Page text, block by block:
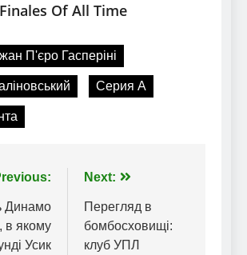
П'єро Гасперіні
Серия А
Динамо
в якому
Усик
Next:
Перегляд в
бомбосховищі:
клуб УПЛ